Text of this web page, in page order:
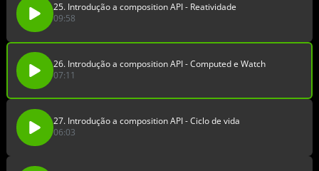
25. Introdução a composition API - Reatividade
09:58
26. Introdução a composition API - Computed e Watch
07:11
27. Introdução a composition API - Ciclo de vida
06:03